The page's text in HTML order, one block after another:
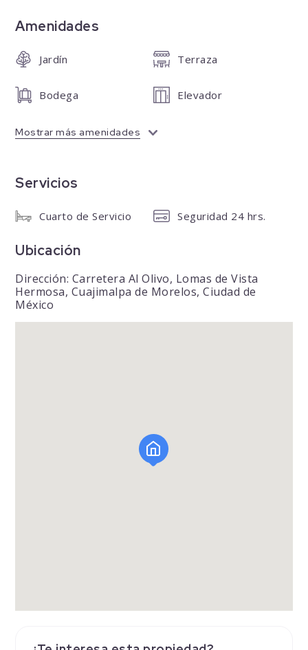
Amenidades
Jardín Terraza
Bodega Elevador
Mostrar más amenidades
Servicios
Cuarto de Servicio Seguridad 24 hrs.
Ubicación
Dirección: Carretera Al Olivo, Lomas de Vista
Hermosa, Cuajimalpa de Morelos, Ciudad de
México